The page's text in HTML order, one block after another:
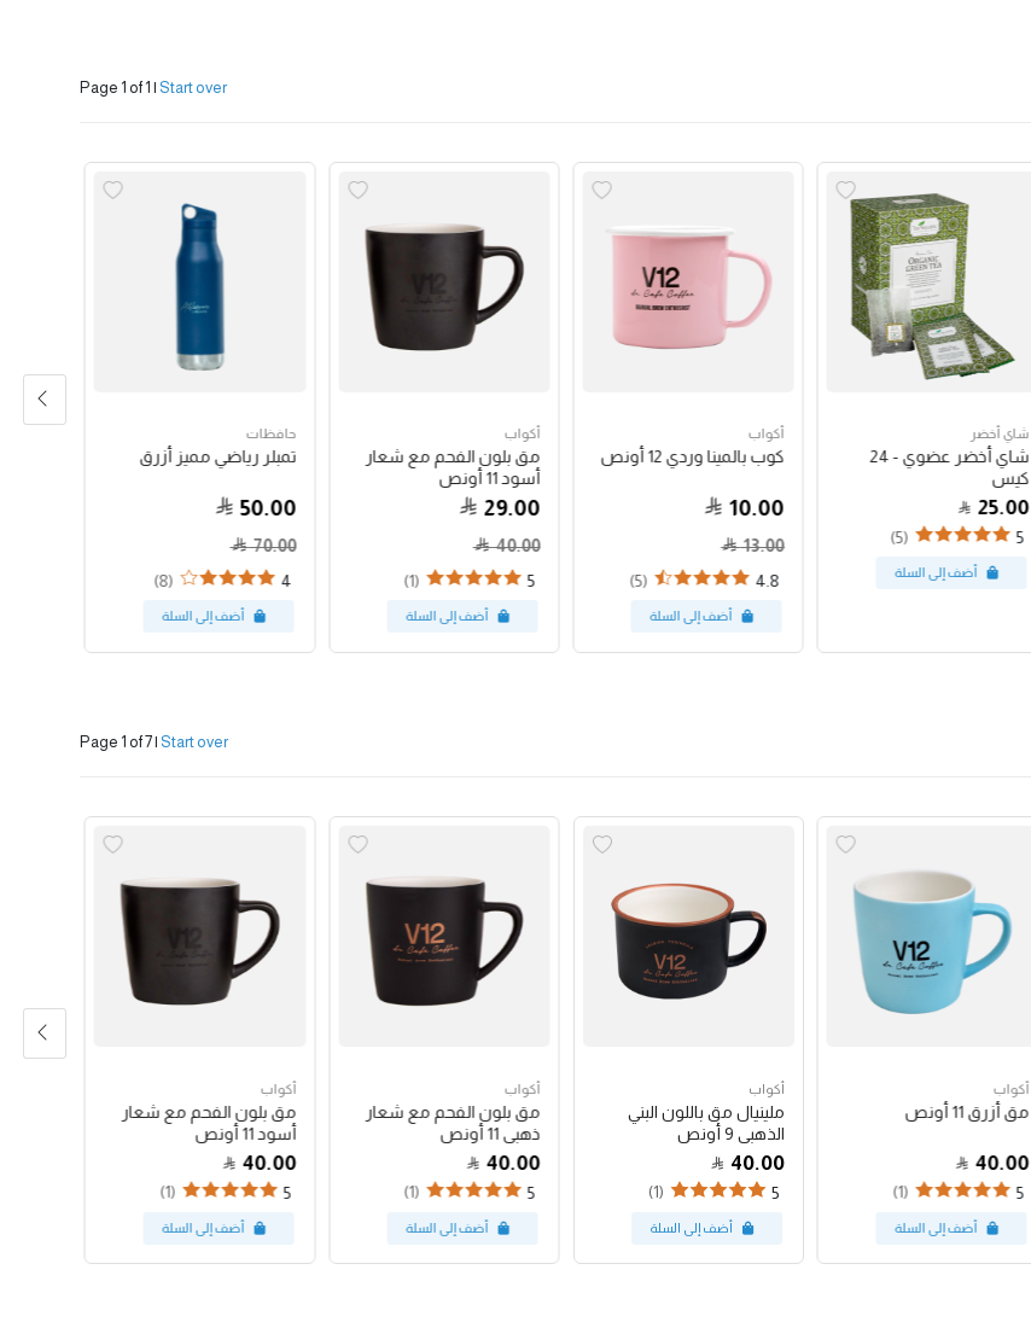
Page 1 of 1 | Start over
شاي أخضر
شاي أخضر عضوي - 24
كيس
25.00
5
(5)
أكواب
كوب بالمينا وردي 12 أونص
10.00
13.00
4.8
(5)
أكواب
مق بلون الفحم مع شعار
أسود 11 أونص
29.00
40.00
5
(1)
حافظات
تمبلر رياضي مميز أزرق
50.00
70.00
4
(8)
Page 1 of 7| Start over
أكواب
مق أزرق 11 أونص
40.00
5
(1)
أكواب
ملينيال مق باللون البني
الذهبي 9 أونص
40.00
5
(1)
أكواب
مق بلون الفحم مع شعار
ذهبي 11 أونص
40.00
5
(1)
أكواب
مق بلون الفحم مع شعار
أسود 11 أونص
40.00
5
(1)